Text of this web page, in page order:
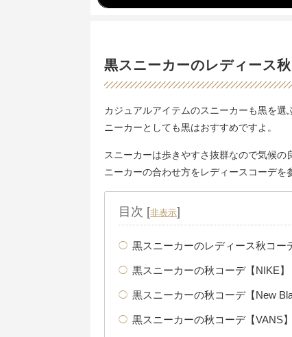
黒スニーカーのレディース
カジュアルアイテムのスニーカーも黒を
ニーカーとしても黒はおすすめですよ。
スニーカーは歩きやすさ抜群なので気候
ニーカーの合わせ方をレディースコーデを
目次 [非表示]
黒スニーカーのレディース秋コー
黒スニーカーの秋コーデ【NIKE】
黒スニーカーの秋コーデ【New
黒スニーカーの秋コーデ【VANS】